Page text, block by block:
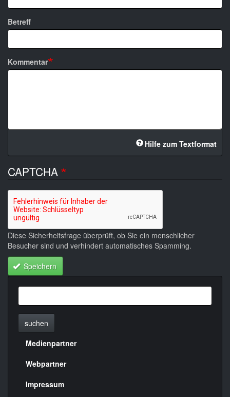
Betreff
Kommentar
Hilfe zum Textformat
CAPTCHA
Diese Sicherheitsfrage überprüft, ob Sie ein menschlicher
Besucher sind und verhindert automatisches Spamming.
Speichern
suchen
Menülinks
rechte
Seite
Medienpartner
Webpartner
Impressum